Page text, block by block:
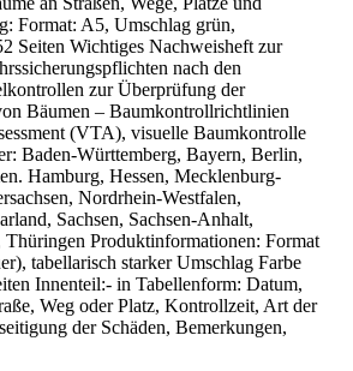
Format: A5, Umschlag grün,
Seiten Wichtiges Nachweisheft zur
nach den
zur Überprüfung der
Bäumen – Baumkontrollrichtlinien
(VTA), visuelle Baumkontrolle
Baden-Württemberg, Bayern, Berlin,
Hamburg, Hessen, Mecklenburg-
Nordrhein-Westfalen,
Sachsen, Sachsen-Anhalt,
Produktinformationen: Format
tabellarisch starker Umschlag Farbe
Innenteil:- in Tabellenform: Datum,
Weg oder Platz, Kontrollzeit, Art der
der Schäden, Bemerkungen,